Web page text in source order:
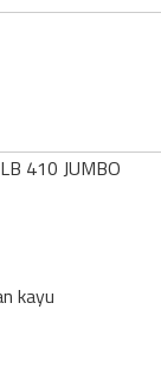
410 JUMBO
kayu